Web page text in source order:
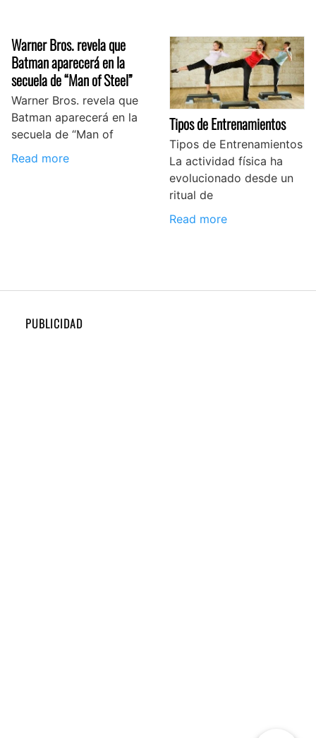
Warner Bros. revela que
Batman aparecerá en la
secuela de “Man of Steel”
Warner Bros. revela que
Batman aparecerá en la
secuela de “Man of
Read more
Tipos de Entrenamientos
Tipos de Entrenamientos
La actividad física ha
evolucionado desde un
ritual de
Read more
PUBLICIDAD